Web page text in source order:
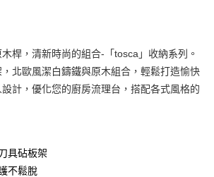
單，「大哥付你分期」於每月結算日後寄送繳費提
後，可選擇「超商條碼／台灣大直營門市／銀行轉
大股份有限公司」（以下簡稱本公司）所提供，讓
服務購買商品或服務，並由商店將買賣／分期付款
後，依約使用本公司帳單繳交帳款。
地址）提供予台灣大哥大進項蒐集、處理及利用，
期帳單所需資料之確認、核對及更正。
詳閱以下連結：
桿，清新時尚的組合-「tosca」收納系列。
北歐風潔白鑄鐵與原木組合，輕鬆打造愉快
計，優化您的廚房流理台，搭配各式風格的
具砧板架
不鬆脫